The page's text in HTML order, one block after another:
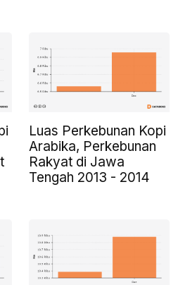
Luas Perkebunan Kopi
Arabika, Perkebunan
Rakyat di Jawa
Tengah 2013 - 2014